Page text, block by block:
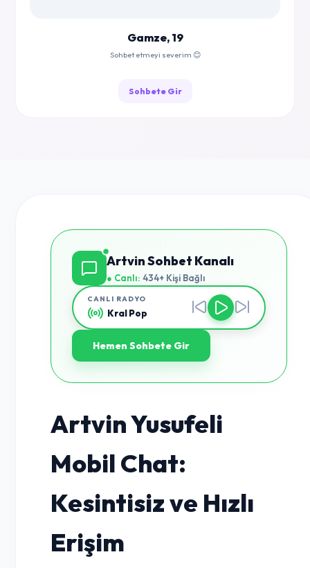
Gamze, 19
Sohbet etmeyi severim 😊
Sohbete Gir
Artvin Sohbet Kanalı
● Canlı: 434+ Kişi Bağlı
CANLI RADYO
Kral Pop
Hemen Sohbete Gir
Artvin Yusufeli
Mobil Chat:
Kesintisiz ve Hızlı
Erişim